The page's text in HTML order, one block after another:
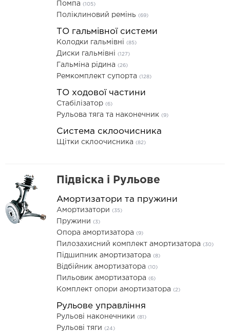
Помпа (105)
Поліклиновий ремінь (69)
ТО гальмівної системи
Колодки гальмівні (85)
Диски гальмівні (127)
Гальміна рідина (26)
Ремкомплект супорта (128)
ТО ходової частини
Стабілізатор (6)
Рульова тяга та наконечник (9)
Система склоочисника
Щітки склоочисника (82)
Підвіска і Рульове
Амортизатори та пружини
Амортизатори (35)
Пружини (3)
Опора амортизатора (9)
Пилозахисний комплект амортизатора (30)
Підшипник амортизатора (8)
Відбійник амортизатора (10)
Пильовик амортизатора (6)
Комплект опори амортизатора (2)
Рульове управління
Рульові наконечники (81)
Рульові тяги (24)